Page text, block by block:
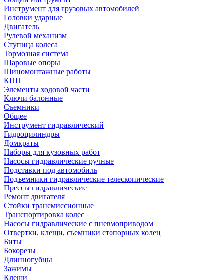
Инструмент для грузовых автомобилей
Головки ударные
Двигатель
Рулевой механизм
Ступица колеса
Тормозная система
Шаровые опоры
Шиномонтажные работы
КПП
Элементы ходовой части
Ключи балонные
Съемники
Общее
Инструмент гидравлический
Гидроцилиндры
Домкраты
Наборы для кузовных работ
Насосы гидравлические ручные
Подставки под автомобиль
Подъемники гидравлические телескопические
Прессы гидравлические
Ремонт двигателя
Стойки трансмиссионные
Транспортировка колес
Насосы гидравлические с пневмоприводом
Отвертки, клещи, съемники стопорных колец
Биты
Бокорезы
Длинногубцы
Зажимы
Клещи